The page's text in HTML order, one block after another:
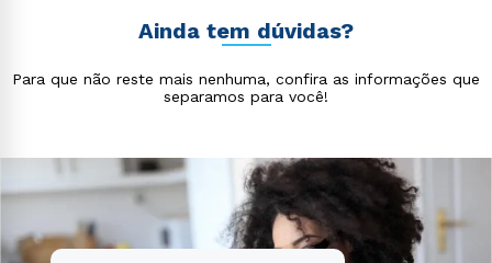
consequuntur magni dolores eos qui ratione
voluptatem sequi nesciunt.
totam rem aperiam, eaque ipsa quae ab illo inventore
veritatis et quasi architecto beatae vitae dicta sunt
voluptas sit aspernatur aut odit aut fugit, sed quia
consequuntur magni dolores eos qui ratione
Ainda tem dúvidas?
Para que não reste mais nenhuma, confira as informações que
separamos para você!